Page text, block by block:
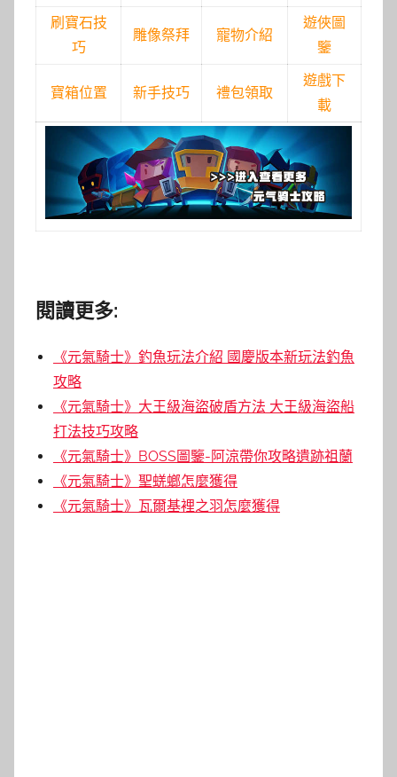
刷寶石技
巧
雕像祭拜 寵物介紹
遊俠圖
鑒
寶箱位置 新手技巧 禮包領取
遊戲下
載
閱讀更多:
《元氣騎士》釣魚玩法介紹 國慶版本新玩法釣魚
攻略
《元氣騎士》大王級海盜破盾方法 大王級海盜船
打法技巧攻略
《元氣騎士》BOSS圖鑒-阿涼帶你攻略遺跡祖蘭
《元氣騎士》聖蜣螂怎麼獲得
《元氣騎士》瓦爾基裡之羽怎麼獲得